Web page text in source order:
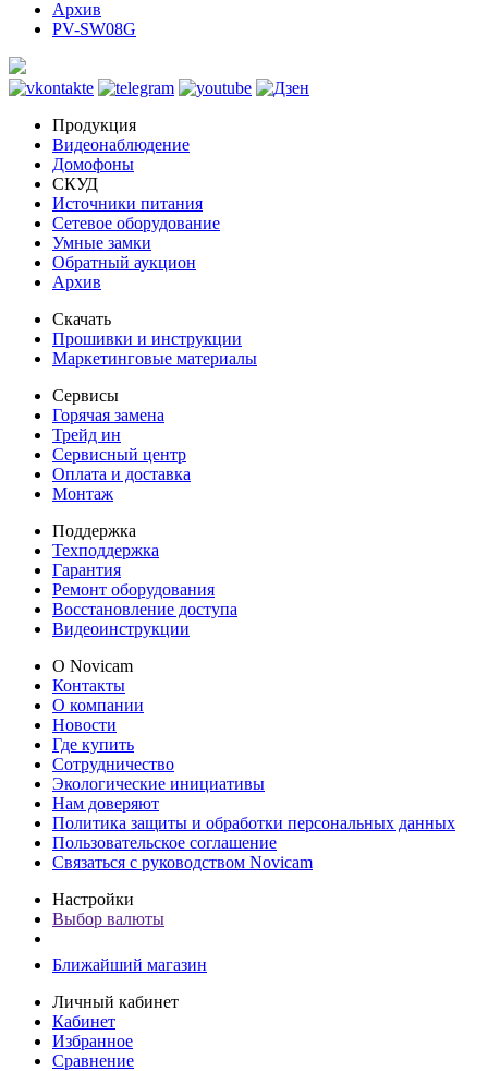
Архив
PV-SW08G
Продукция
Видеонаблюдение
Домофоны
СКУД
Источники питания
Сетевое оборудование
Умные замки
Обратный аукцион
Архив
Скачать
Прошивки и инструкции
Маркетинговые материалы
Сервисы
Горячая замена
Трейд ин
Сервисный центр
Оплата и доставка
Монтаж
Поддержка
Техподдержка
Гарантия
Ремонт оборудования
Восстановление доступа
Видеоинструкции
О Novicam
Контакты
О компании
Новости
Где купить
Сотрудничество
Экологические инициативы
Нам доверяют
Политика защиты и обработки персональных данных
Пользовательское соглашение
Связаться с руководством Novicam
Настройки
Выбор валюты
Ближайший магазин
Личный кабинет
Кабинет
Избранное
Сравнение